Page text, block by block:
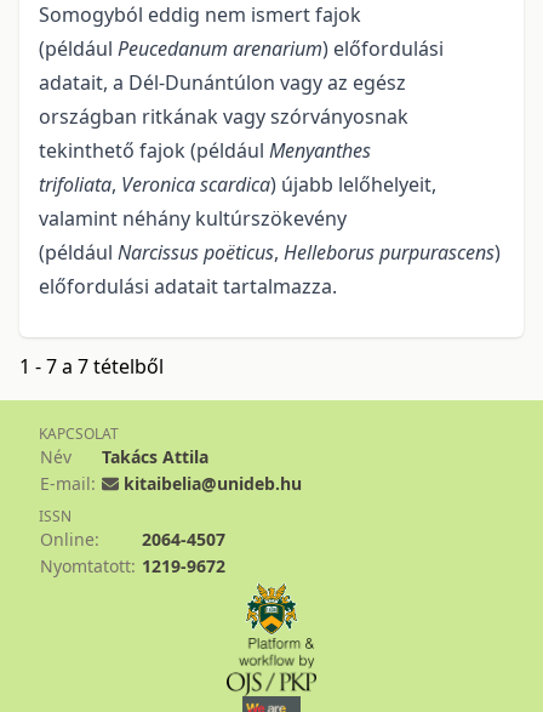
Somogyból eddig nem ismert fajok
(például Peucedanum arenarium) előfordulási
adatait, a Dél-Dunántúlon vagy az egész
országban ritkának vagy szórványosnak
tekinthető fajok (például Menyanthes
trifoliata, Veronica scardica) újabb lelőhelyeit,
valamint néhány kultúrszökevény
(például Narcissus poëticus, Helleborus purpurascens)
előfordulási adatait tartalmazza.
1 - 7 a 7 tételből
KAPCSOLAT
Név
Takács Attila
E-mail:
kitaibelia@unideb.hu
ISSN
Online:
2064-4507
Nyomtatott: 1219-9672